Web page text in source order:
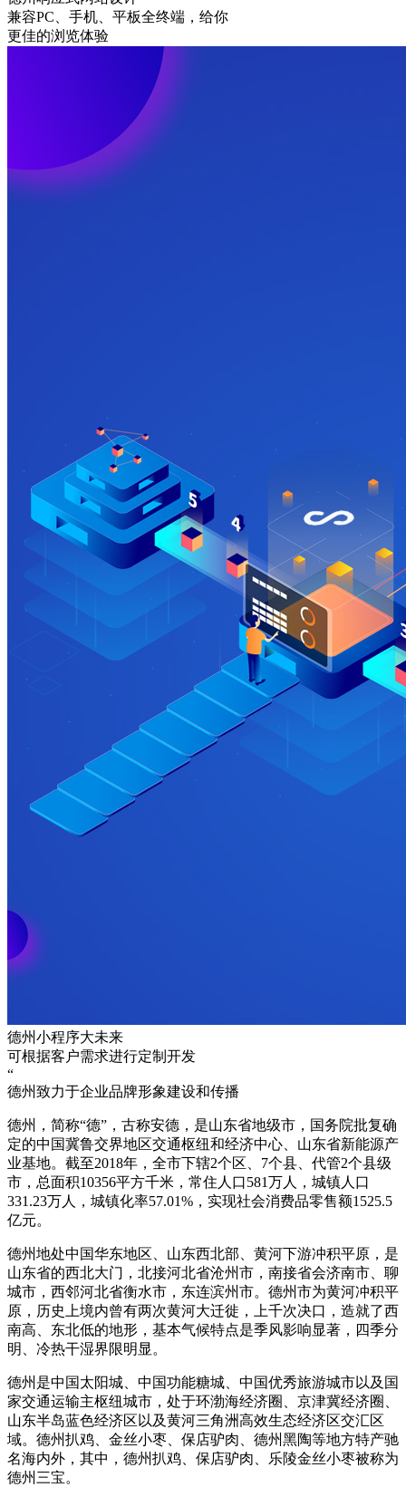
兼容PC、手机、平板全终端，给你
更佳的浏览体验
德州小程序大未来
可根据客户需求进行定制开发
“
德州致力于企业品牌形象建设和传播
德州，简称“德”，古称安德，是山东省地级市，国务院批复确
定的中国冀鲁交界地区交通枢纽和经济中心、山东省新能源产
业基地。截至2018年，全市下辖2个区、7个县、代管2个县级
市，总面积10356平方千米，常住人口581万人，城镇人口
331.23万人，城镇化率57.01%，实现社会消费品零售额1525.5
亿元。
德州地处中国华东地区、山东西北部、黄河下游冲积平原，是
山东省的西北大门，北接河北省沧州市，南接省会济南市、聊
城市，西邻河北省衡水市，东连滨州市。德州市为黄河冲积平
原，历史上境内曾有两次黄河大迁徙，上千次决口，造就了西
南高、东北低的地形，基本气候特点是季风影响显著，四季分
明、冷热干湿界限明显。
德州是中国太阳城、中国功能糖城、中国优秀旅游城市以及国
家交通运输主枢纽城市，处于环渤海经济圈、京津冀经济圈、
山东半岛蓝色经济区以及黄河三角洲高效生态经济区交汇区
域。德州扒鸡、金丝小枣、保店驴肉、德州黑陶等地方特产驰
名海内外，其中，德州扒鸡、保店驴肉、乐陵金丝小枣被称为
德州三宝。